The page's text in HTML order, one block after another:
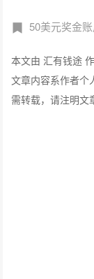
50美元奖金
本文由 汇有钱途
文章内容系作者个
需转载，请注明文